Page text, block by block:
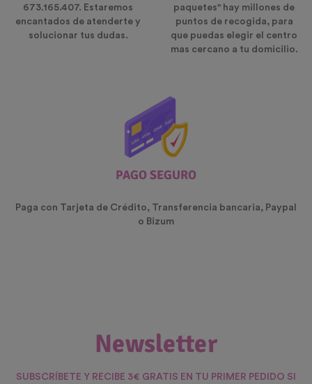
673.165.407. Estaremos
encantados de atenderte y
solucionar tus dudas.
paquetes" hay millones de
puntos de recogida, para
que puedas elegir el centro
mas cercano a tu domicilio.
PAGO SEGURO
Paga con Tarjeta de Crédito, Transferencia bancaria, Paypal
o Bizum
Newsletter
SUBSCRÍBETE Y RECIBE 3€ GRATIS EN TU PRIMER PEDIDO SI